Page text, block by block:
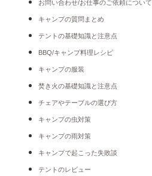
お問い合わせ/お仕事のご依頼について
キャンプの質問まとめ
テントの基礎知識と注意点
BBQ/キャンプ料理レシピ
キャンプの服装
焚き火の基礎知識と注意点
チェアやテーブルの選び方
キャンプの虫対策
キャンプの雨対策
キャンプで起こった失敗談
テントのレビュー